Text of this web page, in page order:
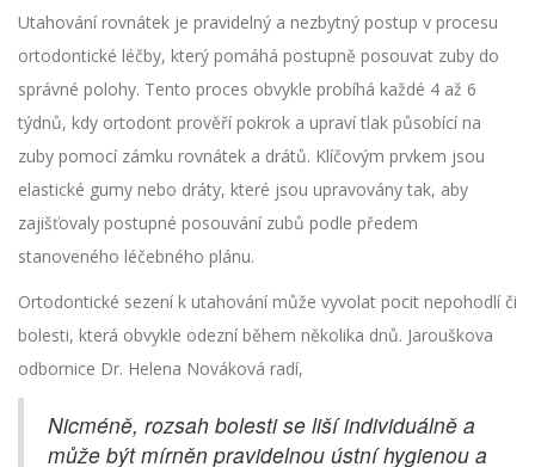
Utahování rovnátek je pravidelný a nezbytný postup v procesu
ortodontické léčby, který pomáhá postupně posouvat zuby do
správné polohy. Tento proces obvykle probíhá každé 4 až 6
týdnů, kdy ortodont prověří pokrok a upraví tlak působící na
zuby pomocí zámku rovnátek a drátů. Klíčovým prvkem jsou
elastické gumy nebo dráty, které jsou upravovány tak, aby
zajišťovaly postupné posouvání zubů podle předem
stanoveného léčebného plánu.
Ortodontické sezení k utahování může vyvolat pocit nepohodlí či
bolesti, která obvykle odezní během několika dnů. Jarouškova
odbornice Dr. Helena Nováková radí,
Nicméně, rozsah bolesti se liší individuálně a
může být mírněn pravidelnou ústní hygienou a